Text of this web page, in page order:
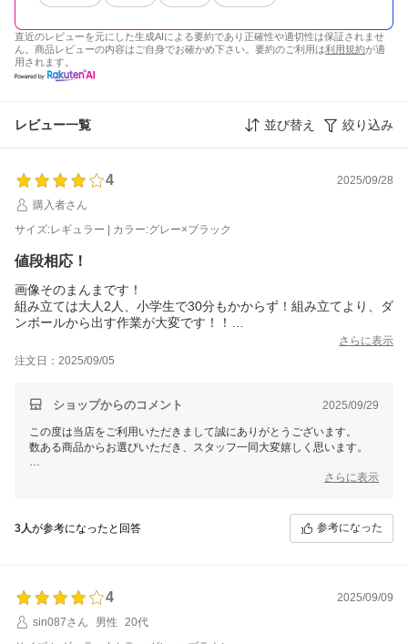
直近のレビューを元にした生成AIによる要約であり正確性や適切性は保証されませ
ん。商品レビューの内容はご自身でお確かめ下さい。要約のご利用は利用規約が適
用されます。
レビュー一覧 並び替え 絞り込み
4
2025/09/28
購入者さん
サイズ:レギュラー | カラー:グレー×ブラック
値段相応！
画像そのまんまです！
組み立ては大人2人、小学生で30分もかからず！組み立てより、ダ
ンボールから出す作業が大変です！！
全て脚がスルスルと動く。
連結用のマジックテープとかあればよかったかなと思います。寝
オットマンも、ズレるズレる…耐震マット等で対策予定です…
さらに表示
注文日：2025/09/05
ショップからのコメント 2025/09/29
この度は当店をご利用いただきまして誠にありがとうございます。
数ある商品からお選びいただき、スタッフ一同大変嬉しく思います。
これからもお客様にご満足いただける商品をご提供できるようさらに表示
3人が参考になったと回答 参考になった
4
2025/09/09
sin087さん
男性
20代